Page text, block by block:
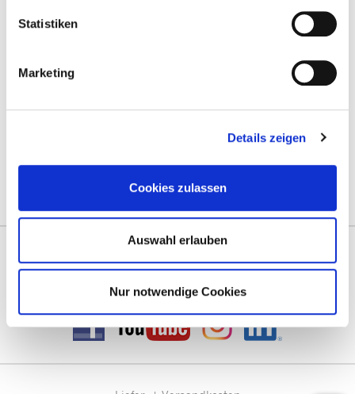
Statistiken
Marketing
Details zeigen
Cookies zulassen
Auswahl erlauben
Nur notwendige Cookies
termine@prentke-romich.de
Deutschland: prentke-romich.de
Schweiz: activecommunication.ch
Vernetzen Sie sich mit uns!